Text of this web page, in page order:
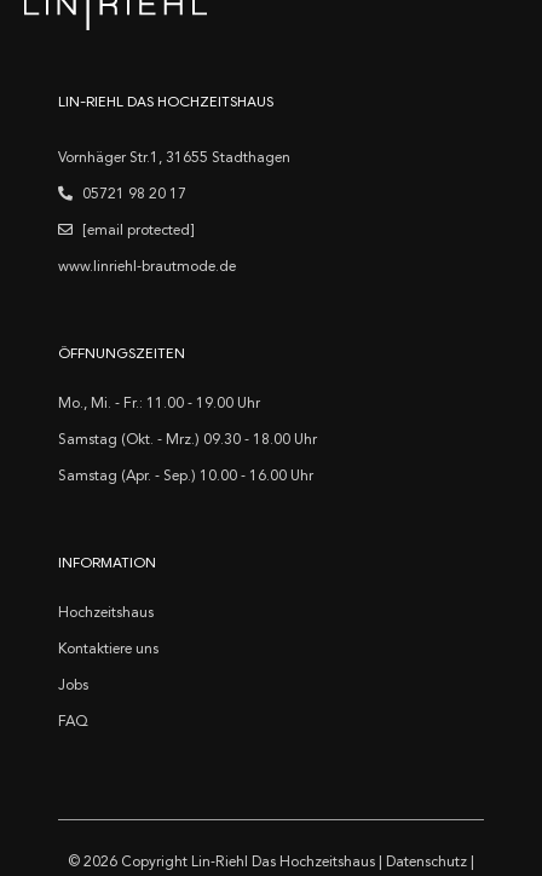
LIN-RIEHL DAS HOCHZEITSHAUS
Vornhäger Str.1, 31655 Stadthagen
05721 98 20 17
[email protected]
www.linriehl-brautmode.de
ÖFFNUNGSZEITEN
Mo., Mi. - Fr.: 11.00 - 19.00 Uhr
Samstag (Okt. - Mrz.) 09.30 - 18.00 Uhr
Samstag (Apr. - Sep.) 10.00 - 16.00 Uhr
INFORMATION
Hochzeitshaus
Kontaktiere uns
Jobs
FAQ
© 2026 Copyright Lin-Riehl Das Hochzeitshaus Datenschutz